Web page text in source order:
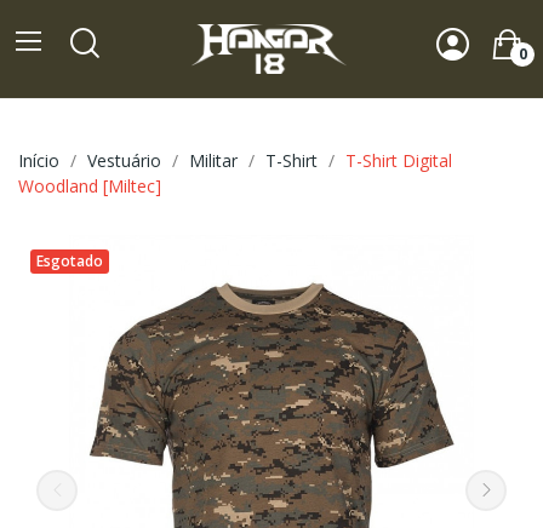
0
Início Vestuário Militar T-Shirt
T-Shirt Digital
Woodland [Miltec]
Esgotado